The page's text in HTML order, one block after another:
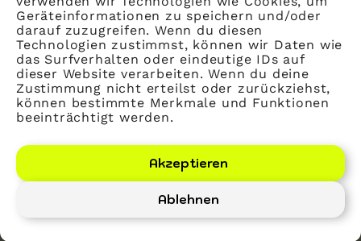
Geräteinformationen zu speichern und/oder
darauf zuzugreifen. Wenn du diesen
Technologien zustimmst, können wir Daten wie
das Surfverhalten oder eindeutige IDs auf
dieser Website verarbeiten. Wenn du deine
Zustimmung nicht erteilst oder zurückziehst,
können bestimmte Merkmale und Funktionen
beeinträchtigt werden.
Akzeptieren
Ablehnen
Impressum
Kontakt
Datenschutz
Mitglied werden
LinkedIn
YouTube
Bundesverband Gesundheits-IT – bvitg e. V.
2026©